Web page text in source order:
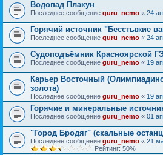
Водопад Плакун
Последнее сообщение guru_nemo « 24
Горячий источник "Бесстыжие
Последнее сообщение guru_nemo « 24
Судоподъёмник Красноярской
Последнее сообщение guru_nemo « 19
Карьер Восточный
золота)
Последнее сообщение guru_nemo « 19
Горячие и минеральные
Последнее сообщение guru_nemo « 01
"Город Бродяг" (скальные
Последнее сообщение guru_nemo « 21
Рейтинг: 50%